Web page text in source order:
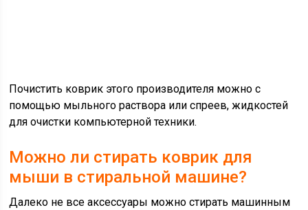
Почистить коврик этого производителя можно с
помощью мыльного раствора или спреев, жидкостей
для очистки компьютерной техники.
Можно ли стирать коврик для
мыши в стиральной машине?
Далеко не все аксессуары можно стирать машинным